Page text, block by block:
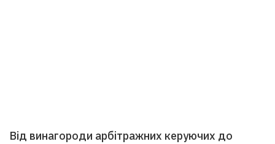
Від винагороди арбітражних керуючих до